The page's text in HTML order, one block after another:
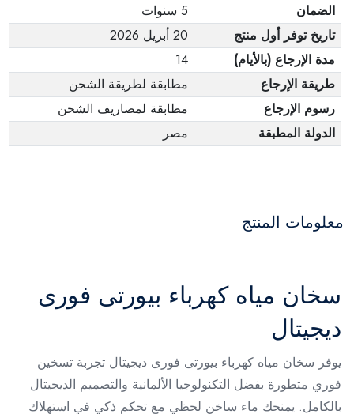
الضمان
5 سنوات
تاريخ توفر أول منتج
20 أبريل 2026
مدة الإرجاع (بالأيام)
14
طريقة الإرجاع
مطابقة لطريقة الشحن
رسوم الإرجاع
مطابقة لمصاريف الشحن
الدولة المطبقة
مصر
معلومات المنتج
سخان مياه كهرباء بيورتى فورى
ديجيتال
يوفر سخان مياه كهرباء بيورتى فورى ديجيتال تجربة تسخين
فوري متطورة بفضل التكنولوجيا الألمانية والتصميم الديجيتال
بالكامل. يمنحك ماء ساخن لحظي مع تحكم ذكي في استهلاك